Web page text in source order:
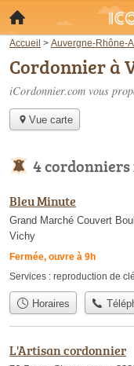
Accueil > Auvergne-Rhône-
Cordonnier à
iCordonnier.com vous
Vue carte
4
Bleu Minute
Grand Marché Couvert
Vichy
Fermée, ouvre à 9h
Services : reproduction de
Horaires
L'Artisan cordonnier